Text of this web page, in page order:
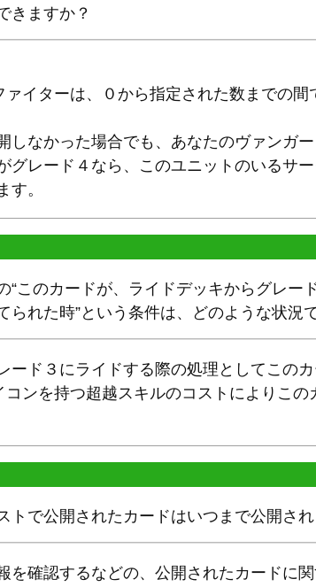
きますか？
ァイターは、０から指定された数までの
しなかった場合でも、あなたのヴァンガ
グレード４なら、このユニットのいるサ
す。
“このカードが、ライドデッキからグレー
られた時”という条件は、どのような状況
ード３にライドする際の処理としてこの
コンを持つ超越スキルのコストによりこの
トで公開されたカードはいつまで公開され
を確認するなどの、公開されたカードに